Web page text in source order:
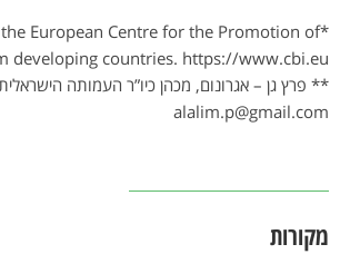
the European Centre for the Promotion of
developing countries. https://www.cbi.eu/
** פרץ גן – אגרונום, מכהן כיו”ר העמותה
alalim.p@gmail.com
מקורות